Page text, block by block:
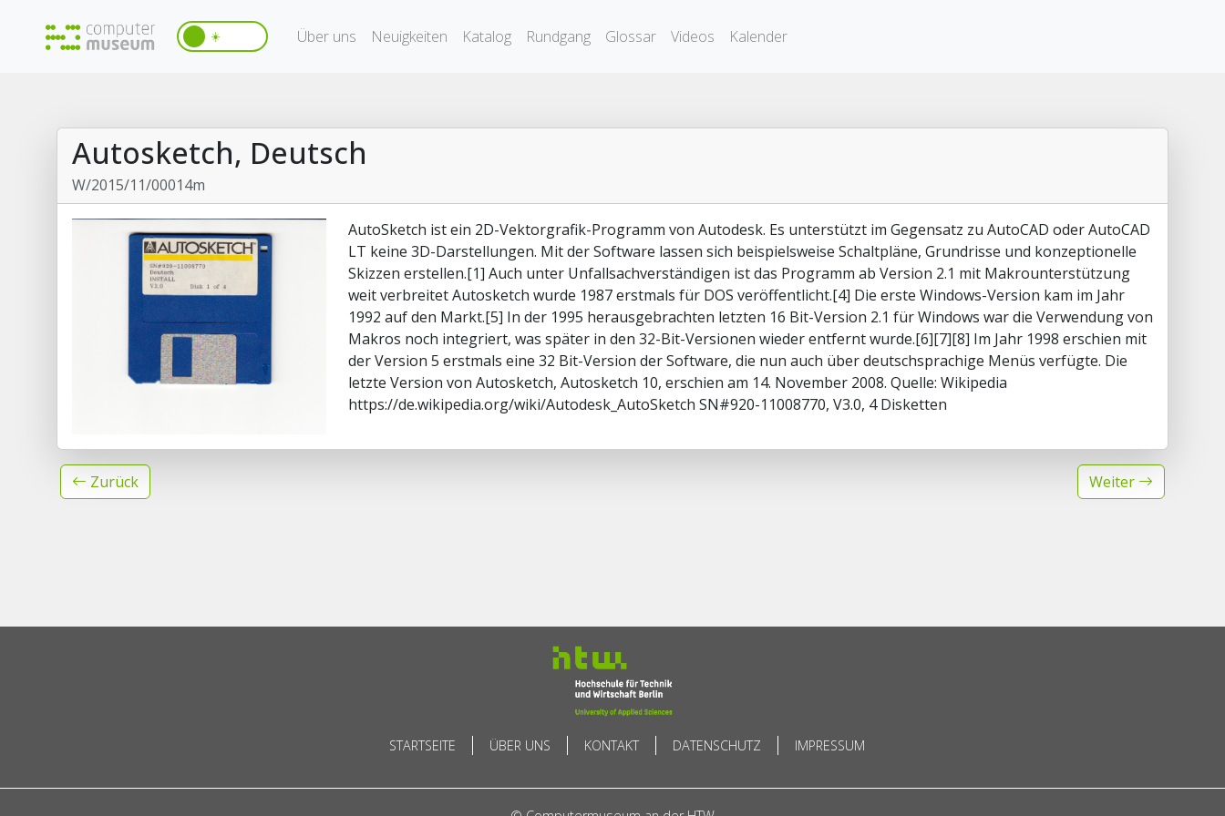
☀️ Über uns Neuigkeiten Katalog Rundgang Glossar Videos Kalender
Autosketch, Deutsch
W/2015/11/00014m
AutoSketch ist ein 2D-Vektorgrafik-Programm von Autodesk. Es unterstützt im Gegensatz zu AutoCAD oder AutoCAD
LT keine 3D-Darstellungen. Mit der Software lassen sich beispielsweise Schaltpläne, Grundrisse und konzeptionelle
Skizzen erstellen.[1] Auch unter Unfallsachverständigen ist das Programm ab Version 2.1 mit Makrounterstützung
weit verbreitet Autosketch wurde 1987 erstmals für DOS veröffentlicht.[4] Die erste Windows-Version kam im Jahr
1992 auf den Markt.[5] In der 1995 herausgebrachten letzten 16 Bit-Version 2.1 für Windows war die Verwendung von
Makros noch integriert, was später in den 32-Bit-Versionen wieder entfernt wurde.[6][7][8] Im Jahr 1998 erschien mit
der Version 5 erstmals eine 32 Bit-Version der Software, die nun auch über deutschsprachige Menüs verfügte. Die
letzte Version von Autosketch, Autosketch 10, erschien am 14. November 2008. Quelle: Wikipedia
https://de.wikipedia.org/wiki/Autodesk_AutoSketch SN#920-11008770, V3.0, 4 Disketten
Zurück Weiter
STARTSEITE ÜBER UNS KONTAKT DATENSCHUTZ IMPRESSUM